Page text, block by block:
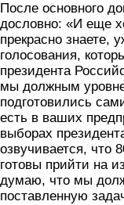
После основного
дословно: «И еще
прекрасно знаете,
голосования,
президента
мы должным
подготовились
есть в ваших
выборах
озвучивается, что
готовы прийти на
думаю, что мы
поставленную